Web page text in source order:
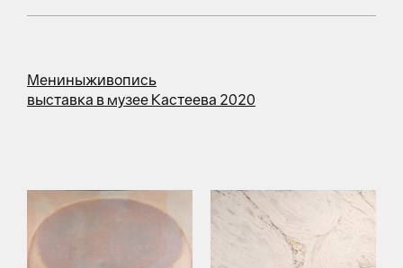
Мениныживопись
выставка в музее Кастеева 2020